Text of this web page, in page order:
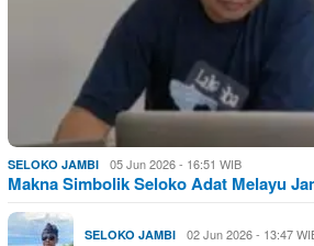
SELOKO JAMBI 05 Jun 2026 - 16:51 WIB
Makna Simbolik Seloko Adat Melayu
SELOKO JAMBI 02 Jun 2026 - 13:47